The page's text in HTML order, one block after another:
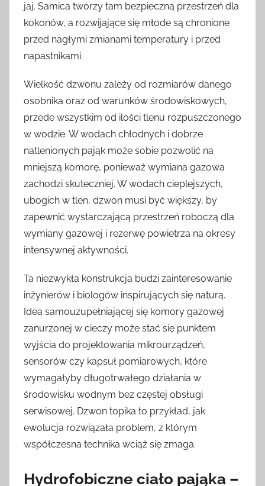
jaj. Samica tworzy tam bezpieczną przestrzeń dla
kokonów, a rozwijające się młode są chronione
przed nagłymi zmianami temperatury i przed
napastnikami.
Wielkość dzwonu zależy od rozmiarów danego
osobnika oraz od warunków środowiskowych,
przede wszystkim od ilości tlenu rozpuszczonego
w wodzie. W wodach chłodnych i dobrze
natlenionych pająk może sobie pozwolić na
mniejszą komorę, ponieważ wymiana gazowa
zachodzi skuteczniej. W wodach cieplejszych,
ubogich w tlen, dzwon musi być większy, by
zapewnić wystarczającą przestrzeń roboczą dla
wymiany gazowej i rezerwę powietrza na okresy
intensywnej aktywności.
Ta niezwykła konstrukcja budzi zainteresowanie
inżynierów i biologów inspirujących się naturą.
Idea samouzupełniającej się komory gazowej
zanurzonej w cieczy może stać się punktem
wyjścia do projektowania mikrourządzeń,
sensorów czy kapsuł pomiarowych, które
wymagałyby długotrwałego działania w
środowisku wodnym bez częstej obsługi
serwisowej. Dzwon topika to przykład, jak
ewolucja rozwiązała problem, z którym
współczesna technika wciąż się zmaga.
Hydrofobiczne ciało pająka –